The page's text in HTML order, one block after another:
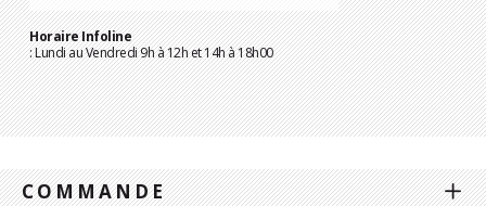
Horaire Infoline
: Lundi au Vendredi 9h à 12h et 14h à 18h00
COMMANDE